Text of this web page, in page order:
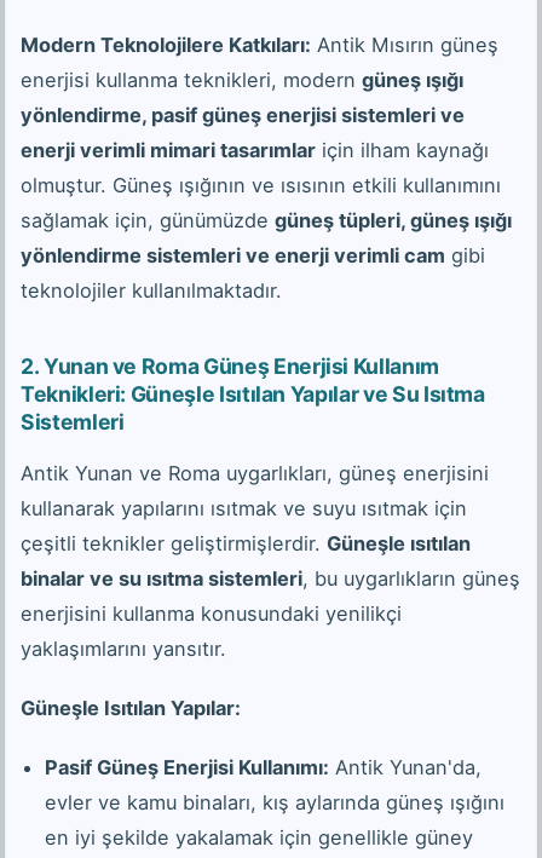
Modern Teknolojilere Katkıları: Antik Mısırın güneş
enerjisi kullanma teknikleri, modern güneş ışığı
yönlendirme, pasif güneş enerjisi sistemleri ve
enerji verimli mimari tasarımlar için ilham kaynağı
olmuştur. Güneş ışığının ve ısısının etkili kullanımını
sağlamak için, günümüzde güneş tüpleri, güneş ışığı
yönlendirme sistemleri ve enerji verimli cam gibi
teknolojiler kullanılmaktadır.
2.Yunan ve Roma Güneş Enerjisi Kullanım
Teknikleri: Güneşle Isıtılan Yapılar ve Su Isıtma
Sistemleri
Antik Yunan ve Roma uygarlıkları, güneş enerjisini
kullanarak yapılarını ısıtmak ve suyu ısıtmak için
çeşitli teknikler geliştirmişlerdir. Güneşle ısıtılan
binalar ve su ısıtma sistemleri, bu uygarlıkların güneş
enerjisini kullanma konusundaki yenilikçi
yaklaşımlarını yansıtır.
Güneşle Isıtılan Yapılar:
Pasif Güneş Enerjisi Kullanımı: Antik Yunan'da,
evler ve kamu binaları, kış aylarında güneş ışığını
en iyi şekilde yakalamak için genellikle güney